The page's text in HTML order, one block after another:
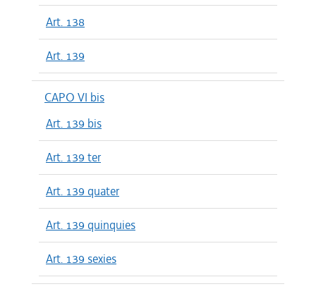
Art. 138
Art. 139
CAPO VI bis
Art. 139 bis
Art. 139 ter
Art. 139 quater
Art. 139 quinquies
Art. 139 sexies